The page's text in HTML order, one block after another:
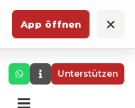
App öffnen ×
Unterstützen